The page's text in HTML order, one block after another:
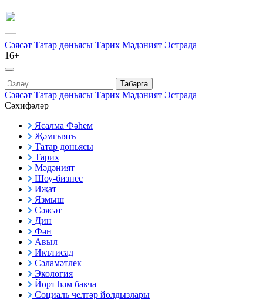
Сәясәт Татар дөньясы Тарих Мәдәният Эстрада
16+
Табарга
Сәясәт Татар дөньясы Тарих Мәдәният Эстрада
Сәхифәләр
Ясалма Фәһем
Җәмгыять
Татар дөньясы
Тарих
Мәдәният
Шоу-бизнес
Иҗат
Язмыш
Сәясәт
Дин
Фән
Авыл
Икътисад
Сәламәтлек
Экология
Йорт һәм бакча
Социаль челтәр йолдызлары